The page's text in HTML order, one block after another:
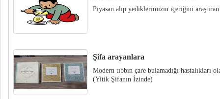
Piyasan alıp yediklerimizin içeriğini
Şifa arayanlara
Modern tıbbın çare bulamadığı
(Yitik Şifanın İzinde)